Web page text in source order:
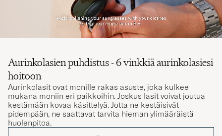
Aurinkolasien puhdistus - 6 vinkkiä aurinkolasiesi
hoitoon
Aurinkolasit ovat monille rakas asuste, joka kulkee
mukana moniin eri paikkoihin. Joskus lasit voivat joutua
kestämään kovaa käsittelyä. Jotta ne kestäisivät
pidempään, ne saattavat tarvita hieman ylimääräistä
huolenpitoa.